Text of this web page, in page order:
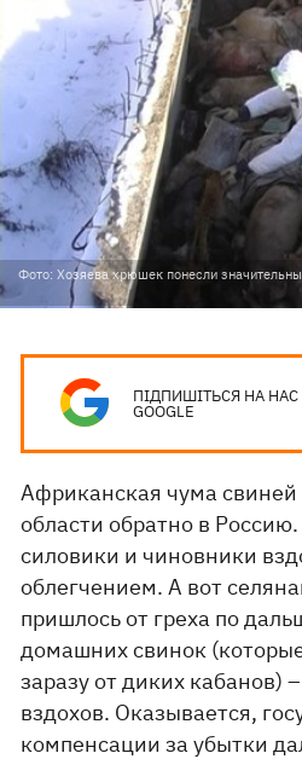
Фото: Хозяева хрюшек понесли
ПІДПИШІТЬСЯ НА НАС
GOOGLE
Африканская чума свиней
области обратно в
силовики и чиновники
облегчением. А вот
пришлось от греха по
домашних свинок
заразу от диких кабанов)
вздохов. Оказывается,
компенсации за убытки